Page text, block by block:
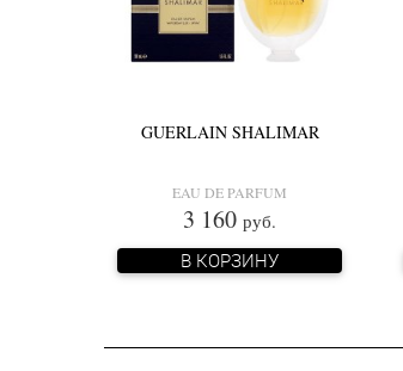
GUERLAIN SHALIMAR
EAU DE PARFUM
3 160 руб.
В КОРЗИНУ